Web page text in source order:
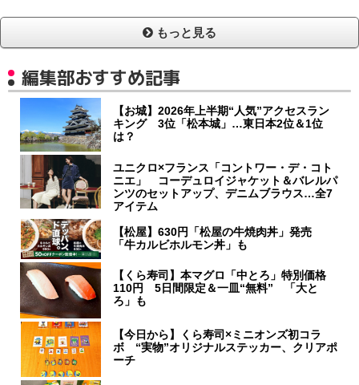
もっと見る
編集部おすすめ記事
【お城】2026年上半期“人気”アクセスラン
キング 3位「松本城」…東日本2位＆1位
は？
ユニクロ×フランス「コントワー・デ・コト
ニエ」 コーデュロイジャケット＆バレルパ
ンツのセットアップ、デニムブラウス…全7
アイテム
【松屋】630円「松屋の牛焼肉丼」発売
「牛カルビホルモン丼」も
【くら寿司】本マグロ「中とろ」特別価格
110円 5日間限定＆一皿“無料” 「大と
ろ」も
【今日から】くら寿司×ミニオンズ初コラ
ボ “実物”オリジナルステッカー、クリアポ
ーチ